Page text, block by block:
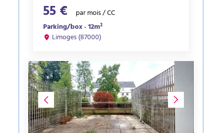
55 €
par mois / CC
Parking/box · 12m²
Limoges (87000)